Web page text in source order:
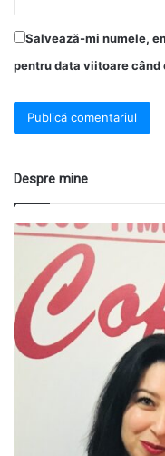
Salvează-mi numele,
pentru data viitoare când
Despre mine